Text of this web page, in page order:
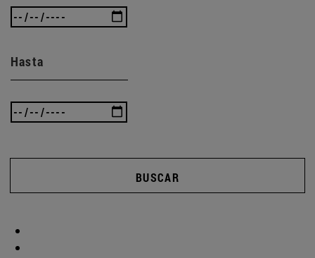
Hasta
BUSCAR